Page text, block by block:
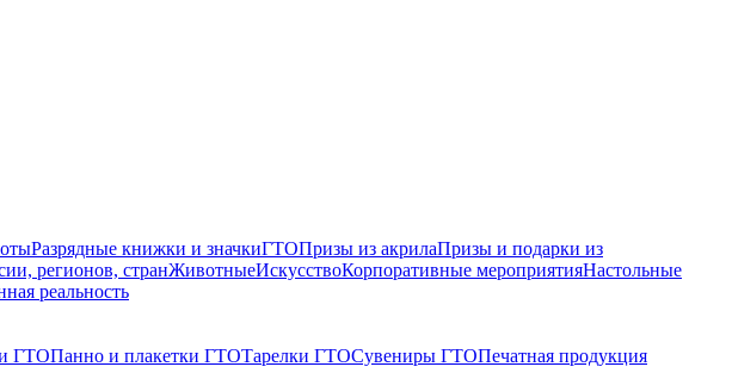
Разрядные книжки и значкиГТОПризы из акрилаПризы и подарки из
регионов, странЖивотныеИскусствоКорпоративные мероприятияНастольные
реальность
ГТОПанно и плакетки ГТОТарелки ГТОСувениры ГТОПечатная продукция